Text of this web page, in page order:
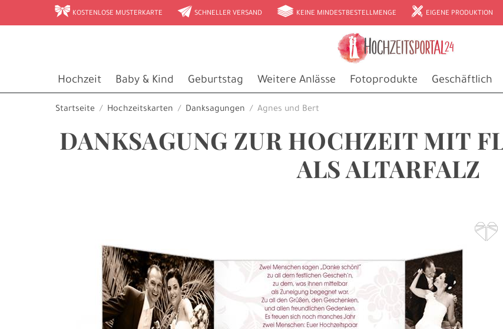
r KOSTENLOSE MUSTERKARTE e SCHNELLER VERSAND g KEINE MINDESTBESTELLMENGE h EIGENE PRODUKTION
Hochzeit Baby & Kind Geburtstag Weitere Anlässe Fotoprodukte Geschäftlich
Startseite Hochzeitskarten Danksagungen Agnes und Bert
DANKSAGUNG ZUR HOCHZEIT MIT
ALS ALTARFALZ
F